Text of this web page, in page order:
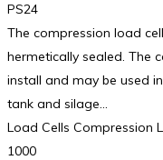
PS24
The compression load
hermetically sealed. The
install and may be used
tank and silage…
Load Cells Compression
1000